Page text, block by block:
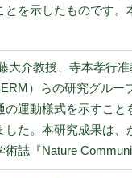
を示したものです
大介教授、寺本孝行
）らの研究グル
の運動様式を示すこ
た。本研究成果は
誌『Nature